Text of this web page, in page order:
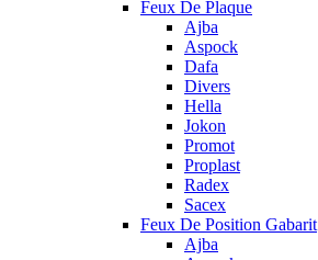
Feux De Plaque
Ajba
Aspock
Dafa
Divers
Hella
Jokon
Promot
Proplast
Radex
Sacex
Feux De Position Gabarit
Ajba